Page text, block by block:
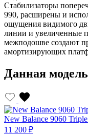
Стабилизаторы
990, расширены и
ощущения видимого
линии и увеличенные
межподошве создают
амортизирующих
Данная
New Balance 9060
11 200 ₽